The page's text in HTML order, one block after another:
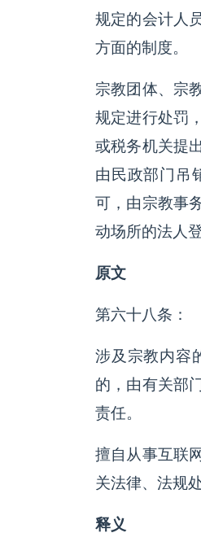
规定的会计人
方面的制度。
宗教团体、宗
规定进行处罚
或税务机关提
由民政部门吊
可，由宗教事
动场所的法人
原文
第六十八条：
涉及宗教内容
的，由有关部
责任。
擅自从事互联
关法律、法规处
释义